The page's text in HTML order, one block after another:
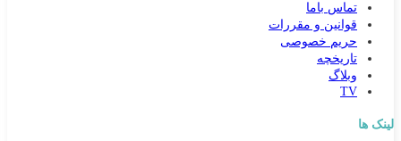
تماس باما
قوانین و مقررات
حریم خصوصی
تاریخچه
وبلاگ
TV
لینک ها